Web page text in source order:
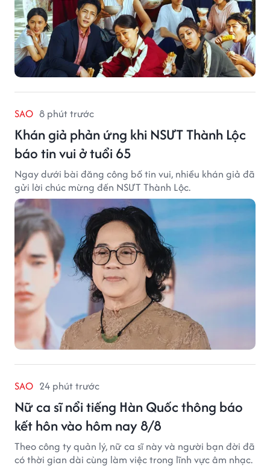
SAO 8 phút trước
Khán giả phản ứng khi NSƯT Thành Lộc
báo tin vui ở tuổi 65
Ngay dưới bài đăng công bố tin vui, nhiều khán giả đã
gửi lời chúc mừng đến NSƯT Thành Lộc.
SAO 24 phút trước
Nữ ca sĩ nổi tiếng Hàn Quốc thông báo
kết hôn vào hôm nay 8/8
Theo công ty quản lý, nữ ca sĩ này và người bạn đời đã
có thời gian dài cùng làm việc trong lĩnh vực âm nhạc.